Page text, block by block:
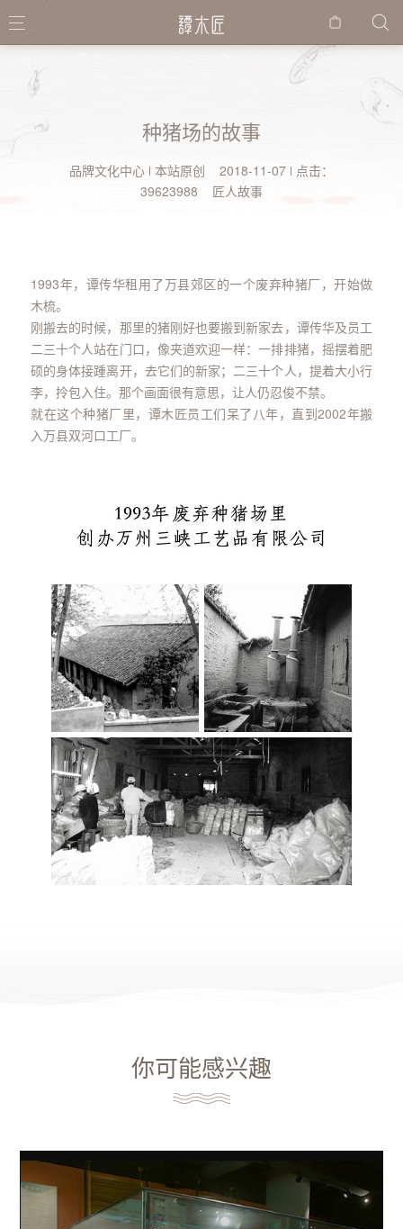
购物
种猪场的故事
品牌文化中心 本站原创 2018-11-07 点击：
39623988 匠人故事
1993年，谭传华租用了万县郊区的一个废弃种猪厂，开始做
木梳。
刚搬去的时候，那里的猪刚好也要搬到新家去，谭传华及员工
二三十个人站在门口，像夹道欢迎一样：一排排猪，摇摆着肥
硕的身体接踵离开，去它们的新家；二三十个人，提着大小行
李，拎包入住。那个画面很有意思，让人仍忍俊不禁。
就在这个种猪厂里，谭木匠员工们呆了八年，直到2002年搬
入万县双河口工厂。
你可能感兴趣